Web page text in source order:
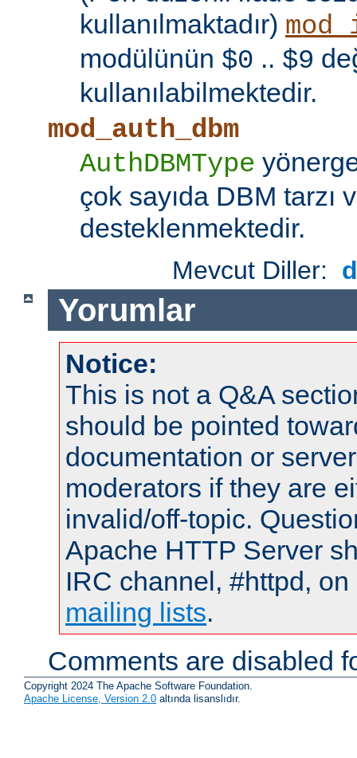
kullanılmaktadır)
modülünün $0 .. $9
kullanılabilmektedir.
mod_auth_dbm
AuthDBMType
çok sayıda DBM tarzı
desteklenmektedir.
Mevcut Diller:
Yorumlar
Notice:
This is not a Q&A
should be pointed
documentation or
moderators if they are
invalid/off-topic.
Apache HTTP Server
IRC channel, #httpd,
mailing lists.
Comments are disabled
Copyright 2024 The Apache Software Foundation.
Apache License, Version 2.0 altında lisanslıdır.